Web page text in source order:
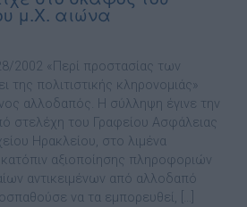
μ.Χ. αιώνα
2002 «Περί προστασίας των
της πολιτιστικής κληρονομιάς»
αλλοδαπός. Η σύλληψη έγινε την
στελέχη του Γραφείου Ασφάλειας
Ηρακλείου, στο λιμένα
αξιοποίησης πληροφοριών
αντικειμένων από αλλοδαπό
να τα εμπορευθεί, […]